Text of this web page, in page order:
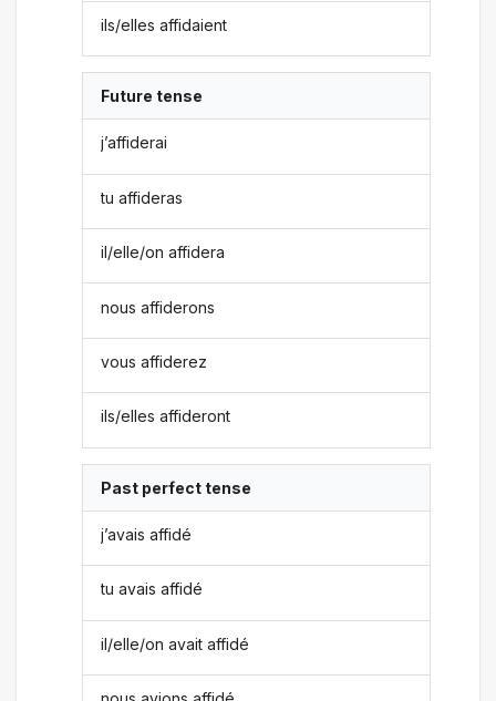
ils/elles affidaient
Future tense
j’affiderai
tu affideras
il/elle/on affidera
nous affiderons
vous affiderez
ils/elles affideront
Past perfect tense
j’avais affidé
tu avais affidé
il/elle/on avait affidé